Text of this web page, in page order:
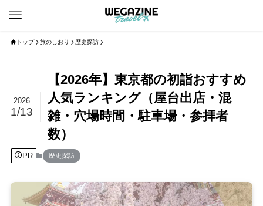
トップ 旅のしおり 歴史探訪
【2026年】東京都の初詣おすすめ
人気ランキング（屋台出店・混
雑・穴場時間・駐車場・参拝者
数）
2026
1/13
PR 歴史探訪